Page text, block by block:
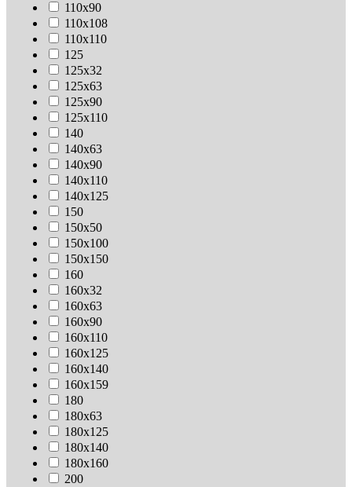
110х90
110х108
110х110
125
125х32
125х63
125х90
125х110
140
140х63
140х90
140х110
140х125
150
150х50
150х100
150х150
160
160х32
160х63
160х90
160х110
160х125
160х140
160х159
180
180х63
180х125
180х140
180х160
200